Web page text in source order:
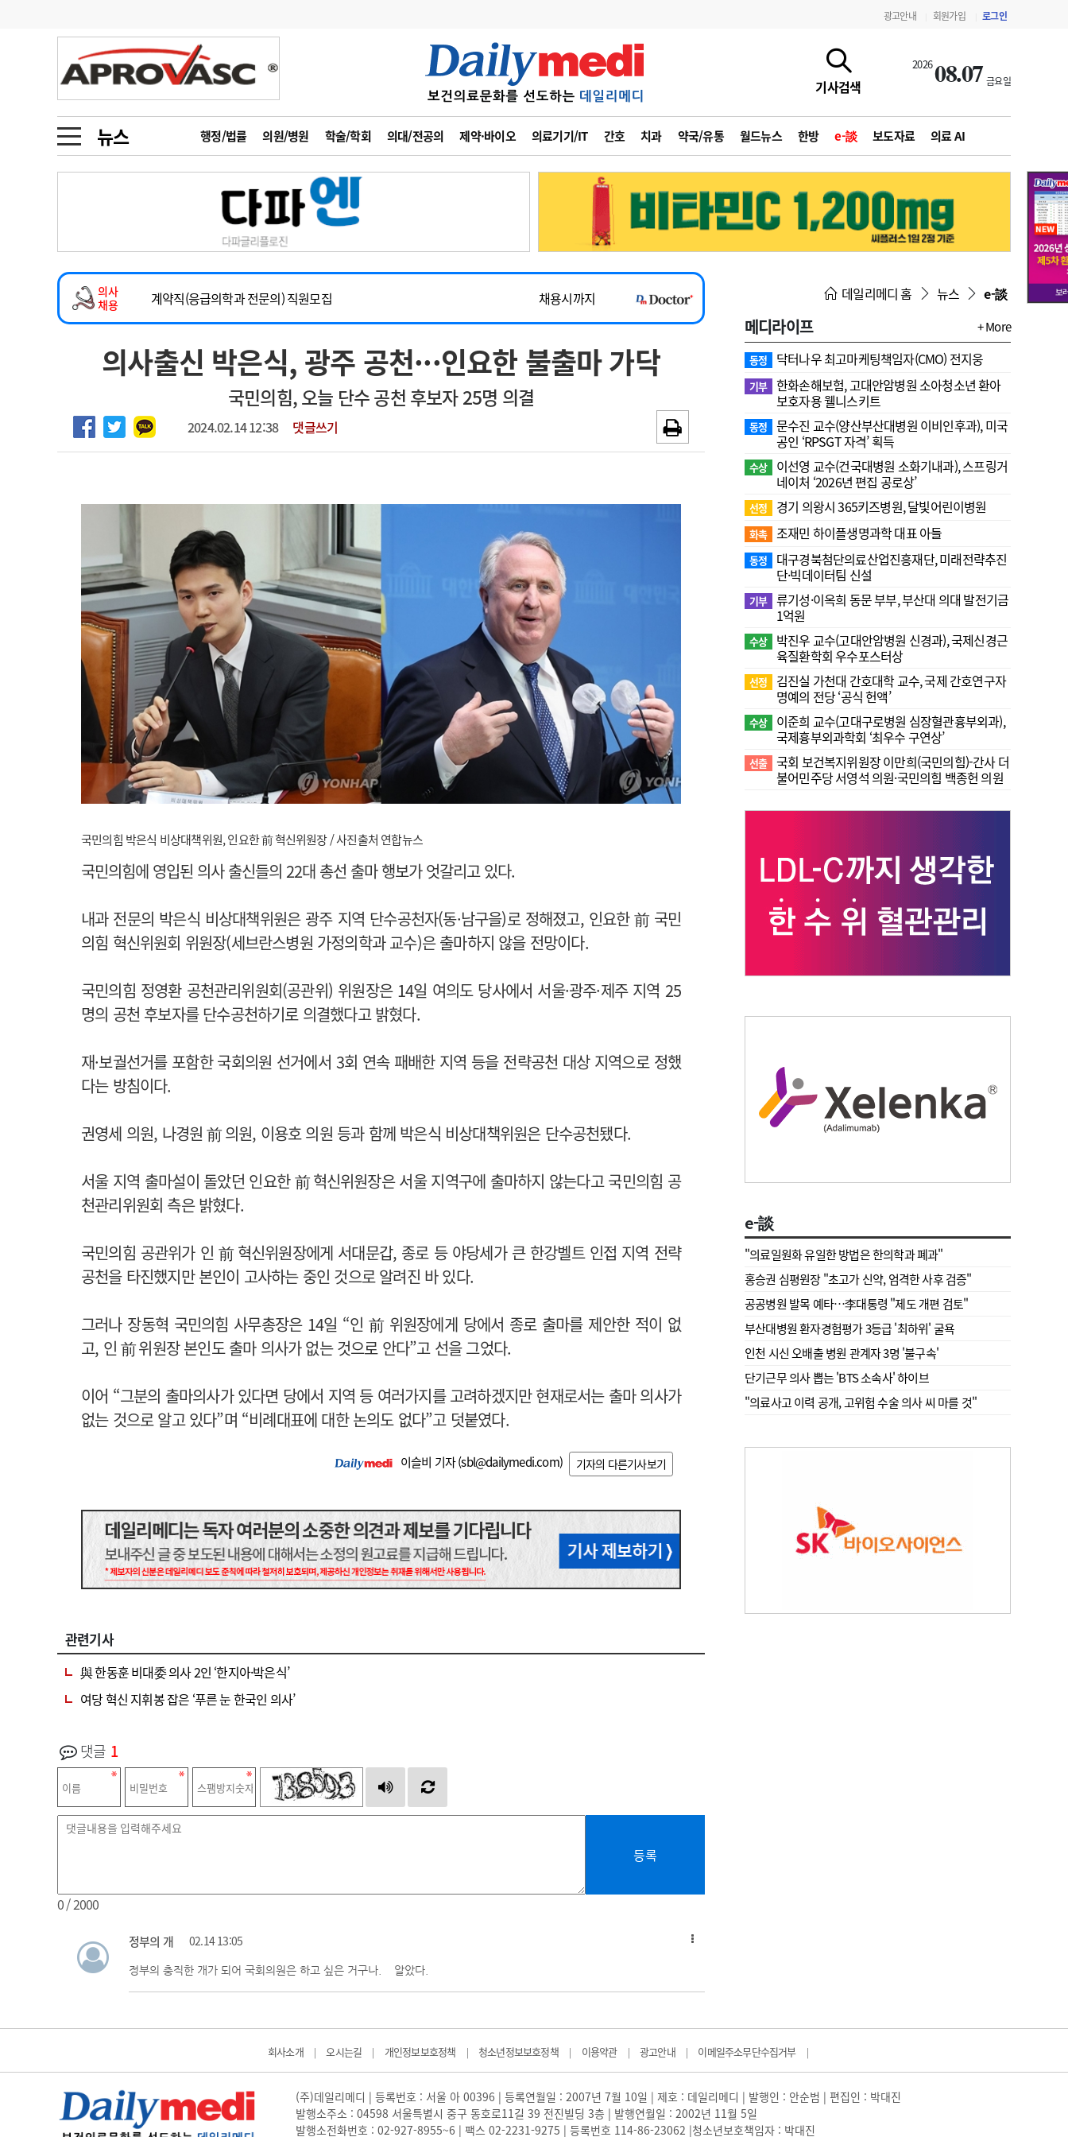
광고안내 회원가입 로그인
기사검색
202608.07 금요일
뉴스 행정/법률 의원/병원 학술/학회 의대/전공의 제약·바이오 의료기기/IT 간호 치과 약국/유통 월드뉴스 한방 e-談 보도자료 의료 AI
금주의 검색어
1
의사인력 수급 추계
2
성분명 처방
3
AI의료
4
전공의 모집 결과
6
관리급여 실시
지필공 지원책
수련환경 개선
의과대학 입시
메디인포 인사 사고
오피니언 칼럼 수첩
인물 초대석 피플
동영상뉴스
포토뉴스
메디 Hospital 지역병원 중소병원
인포메이션 행정처분 판례 정책/통계 공시 지침·기준·평가 약제급여 심사 결과
고객센터 회사소개 법적고지 광고안내
의사
채용
2026년 하반기 인턴 모집
~2026-08-31
마취통증의학과 임기제 임상의사 채용
채용시까지
계약직(응급의학과 전문의) 직원모집
채용시까지
하반기 전공의(레지던트1년차) 모집
~2026-08-15
2026년 하반기 인턴 모집
~2026-08-31
마취통증의학과 임기제 임상의사 채용
의사출신 박은식, 광주 공천···인요한 불출마 가닥
국민의힘, 오늘 단수 공천 후보자 25명 의결
2024.02.14 12:38 댓글쓰기
국민의힘 박은식 비상대책위원, 인요한 前 혁신위원장 / 사진출처 연합뉴스
국민의힘에 영입된 의사 출신들의 22대 총선 출마 행보가 엇갈리고 있다.
내과 전문의 박은식 비상대책위원은 광주 지역 단수공천자(동·남구을)로 정해졌고, 인요한 前 국민
의힘 혁신위원회 위원장(세브란스병원 가정의학과 교수)은 출마하지 않을 전망이다.
국민의힘 정영환 공천관리위원회(공관위) 위원장은 14일 여의도 당사에서 서울·광주·제주 지역 25
명의 공천 후보자를 단수공천하기로 의결했다고 밝혔다.
재·보궐선거를 포함한 국회의원 선거에서 3회 연속 패배한 지역 등을 전략공천 대상 지역으로 정했
다는 방침이다.
권영세 의원, 나경원 前 의원, 이용호 의원 등과 함께 박은식 비상대책위원은 단수공천됐다.
서울 지역 출마설이 돌았던 인요한 前 혁신위원장은 서울 지역구에 출마하지 않는다고 국민의힘 공
천관리위원회 측은 밝혔다.
국민의힘 공관위가 인 前 혁신위원장에게 서대문갑, 종로 등 야당세가 큰 한강벨트 인접 지역 전략
공천을 타진했지만 본인이 고사하는 중인 것으로 알려진 바 있다.
그러나 장동혁 국민의힘 사무총장은 14일 “인 前 위원장에게 당에서 종로 출마를 제안한 적이 없
고, 인 前 위원장 본인도 출마 의사가 없는 것으로 안다”고 선을 그었다.
이어 “그분의 출마의사가 있다면 당에서 지역 등 여러가지를 고려하겠지만 현재로서는 출마 의사가
없는 것으로 알고 있다”며 “비례대표에 대한 논의도 없다”고 덧붙였다.
이슬비 기자 (sbl@dailymedi.com) 기자의 다른기사보기
관련기사
與 한동훈 비대委 의사 2인 ‘한지아·박은식’
여당 혁신 지휘봉 잡은 ‘푸른 눈 한국인 의사’
댓글 1
등록
0/ 2000
정부의 개 02.14 13:05
정부의 충직한 개가 되어 국회의원은 하고 싶은 거구나. 알았다.
데일리메디 홈 뉴스 e-談
메디라이프 + More
동정 닥터나우 최고마케팅책임자(CMO) 전지웅
기부 한화손해보험, 고대안암병원 소아청소년 환아
보호자용 웰니스키트
동정
문수진 교수( 양산부산대병원 이비인후과), 미국
공인 ‘RPSGT 자격’ 획득
수상
이선영 교수(건국대병원 소화기내과), 스프링거
네이처 ‘2026년 편집 공로상’
선정 경기 의왕시 365키즈병원, 달빛어린이병원
화촉 조재민 하이플생명과학 대표 아들
동정
대구경북첨단의료산업진흥재단, 미래전략추진
단·빅데이터팀 신설
기부 류기성·이옥희 동문 부부, 부산대 의대 발전기금
1억원
수상
박진우 교수(고대안암병원 신경과), 국제신경근
육질환학회 우수포스터상
선정
김진실 가천대 간호대학 교수, 국제 간호연구자
명예의 전당 ‘공식 헌액’
수상
이준희 교수(고대구로병원 심장혈관흉부외과),
국제흉부외과학회 ‘최우수 구연상’
선출 국회 보건복지위원장 이만희(국민의힘)-간사 더
불어민주당 서영석 의원·국민의힘 백종헌 의원
e-談
"의료일원화 유일한 방법은 한의학과 폐과"
홍승권 심평원장 " 초고가 신약, 엄격한 사후 검증"
공공병원 발목 예타…李대통령 "제도 개편 검토"
부산대병원 환자경험평가 3등급 '최하위' 굴욕
인천 시신 오배출 병원 관계자 3명 '불구속'
단기근무 의사 뽑는 'BTS 소속사' 하이브
"의료사고 이력 공개, 고위험 수술 의사 씨 마를 것"
회사소개 | 오시는길 | 개인정보보호정책 | 청소년정보보호정책 | 이용약관 | 광고안내 | 이메일주소무단수집거부 |
(주)데일리메디 | 등록번호 : 서울 아 00396 | 등록연월일 : 2007년 7월 10일 | 제호 : 데일리메디 | 발행인 : 안순범 | 편집인 : 박대진
발행소주소 : 04598 서울특별시 중구 동호로11길 39 전진빌딩 3층 | 발행연월일 : 2002년 11월 5일
발행소전화번호 : 02-927-8955~6 | 팩스 02-2231-9275 | 등록번호 114-86-23062 |청소년보호책임자 : 박대진